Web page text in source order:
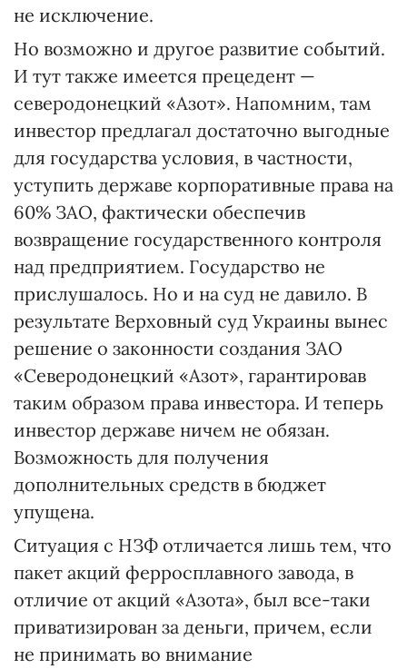
не исключение.
Но возможно и другое развитие событий.
И тут также имеется прецедент —
северодонецкий «Азот». Напомним, там
инвестор предлагал достаточно выгодные
для государства условия, в частности,
уступить державе корпоративные права на
60% ЗАО, фактически обеспечив
возвращение государственного контроля
над предприятием. Государство не
прислушалось. Но и на суд не давило. В
результате Верховный суд Украины вынес
решение о законности создания ЗАО
«Северодонецкий «Азот», гарантировав
таким образом права инвестора. И теперь
инвестор державе ничем не обязан.
Возможность для получения
дополнительных средств в бюджет
упущена.
Ситуация с НЗФ отличается лишь тем, что
пакет акций ферросплавного завода, в
отличие от акций «Азота», был все-таки
приватизирован за деньги, причем, если
не принимать во внимание